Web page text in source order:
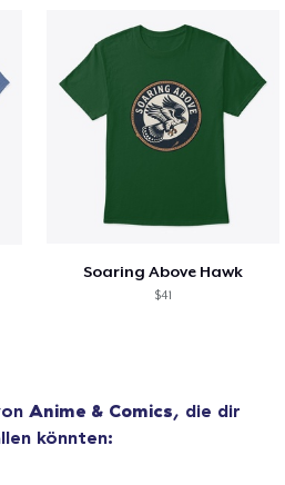
Soaring Above Hawk
$41
Anime & Comics, die dir
könnten: